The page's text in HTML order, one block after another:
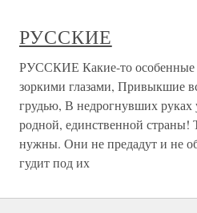
РУССКИЕ
РУССКИЕ Какие-то
зоркими глазами, Привыкшие
грудью, В недрогнувших
родной, единственной страны!
нужны. Они не предадут и не
гудит под их